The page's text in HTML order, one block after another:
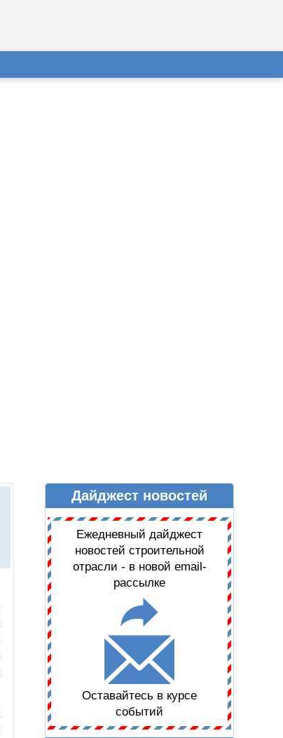
ДАЙДЖЕСТ НОВОСТЕЙДайджест новостей
Ежедневный дайджест
новостей строительной
отрасли - в новой email-
рассылке
Оставайтесь в курсе
событий